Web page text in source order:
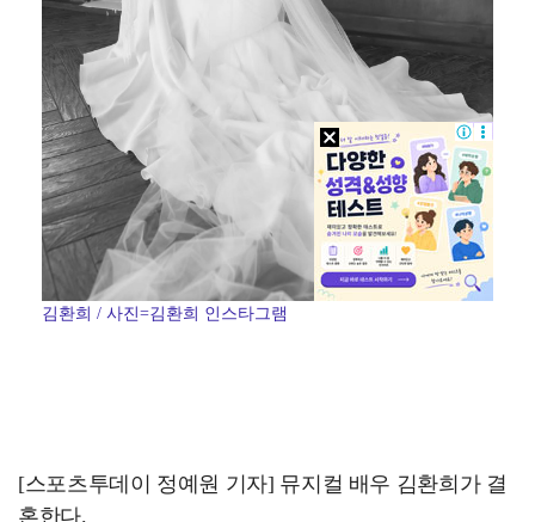
김환희 / 사진=김환희 인스타그램
[스포츠투데이 정예원 기자] 뮤지컬 배우 김환희가 결
혼한다.